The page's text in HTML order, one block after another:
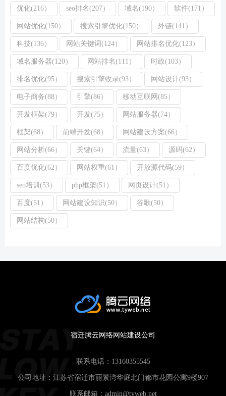
优化(216） seo排名(207） 域名(190） 软件(171）
网站优化(150） 搜索引擎优化(150） 外链(141）
科技(136） 网站关键词(124） 网站排名优化(123）
域名服务器(120） 网站排名(111） 时政(103）
排名优化(95） 搜索引擎收录(93） 网站设计(93）
电子商务(88） 引擎(86） 移动互联网(85）
开发框架(79） 开发(75） 网站服务器(74）
框架(68） 前端开发(68） 网站建设方案(66）
网站分析(66） 关键(64） 流量(63） 源码(62）
百度优化(62） 网站权重(61） 开放源代码(59）
seo培训(53） php框架(51） 网页设计(51）
百度(51） 网站建设知识(50） 谷歌(50）
网站结构(50）
宿迁腾云网络网站建设公司
联系电话： 13160355545
公司地址：江苏省宿迁市丽景湾华庭北门都市花园公寓9楼907
联系邮箱： admin@tyweb.net